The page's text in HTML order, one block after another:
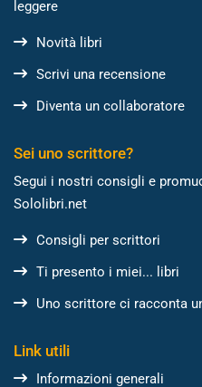
leggere
Novità libri
Scrivi una recensione
Diventa un collaboratore
Sei uno scrittore?
Segui i nostri consigli e
Sololibri.net
Consigli per scrittori
Ti presento i miei... libri
Uno scrittore ci racconta
Link utili
Informazioni generali